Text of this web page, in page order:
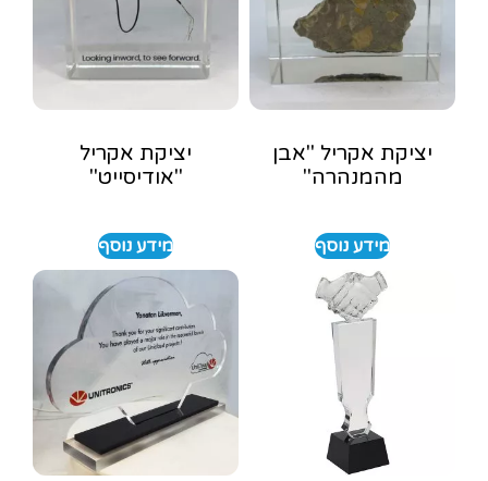
יציקת אקריל "אבן
מהמנהרה"
מידע נוסף
יציקת אקריל
"אודיסייט"
מידע נוסף